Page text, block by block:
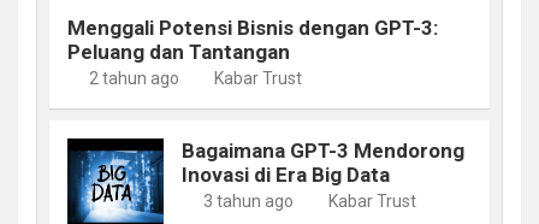
Menggali Potensi Bisnis dengan GPT-3:
Peluang dan Tantangan
2 tahun ago Kabar Trust
Bagaimana GPT-3 Mendorong
Inovasi di Era Big Data
3 tahun ago Kabar Trust